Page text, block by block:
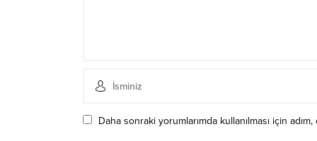
Daha sonraki yorumlarımda kullanılması için